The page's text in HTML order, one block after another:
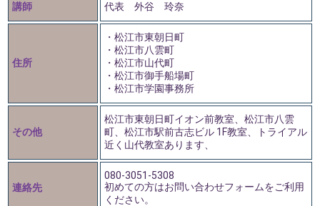
講師 代表 外谷 玲奈
住所
・松江市東朝日町
・松江市八雲町
・松江市山代町
・松江市御手船場町
・松江市学園事務所
その他
松江市東朝日町イオン前教室、松江市八雲
町、松江市駅前古志ビル 1F教室、トライアル
近く山代教室あります、
連絡先
080-3051-5308
初めての方はお問い合わせフォームをご利用
ください。